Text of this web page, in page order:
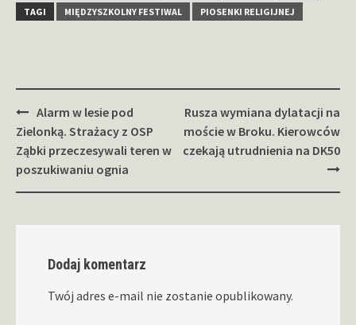
TAGI
MIĘDZYSZKOLNY FESTIWAL PIOSENKI RELIGIJNEJ
Zobacz
wpisy
Alarm w lesie pod
Zielonką. Strażacy z OSP
Ząbki przeczesywali teren w
poszukiwaniu ognia
Rusza wymiana dylatacji na
moście w Broku. Kierowców
czekają utrudnienia na DK50
Dodaj komentarz
Twój adres e-mail nie zostanie opublikowany.